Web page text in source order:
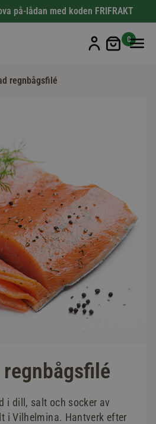
på-lådan med koden FRIFRAKT
Min
0
regnbågsfilé
i dill, salt och socker av
i Vilhelmina. Hantverk efter